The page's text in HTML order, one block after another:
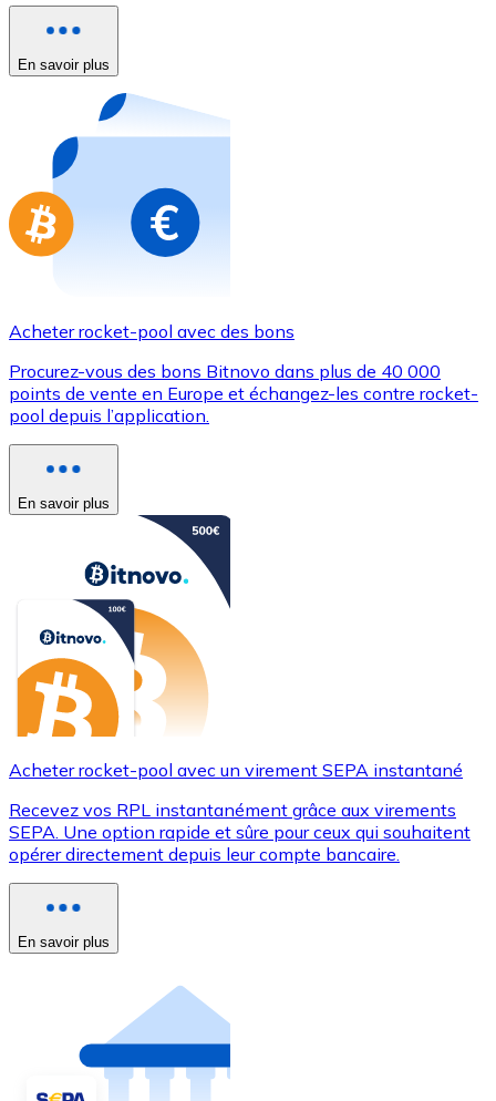
Acheter avec carte
Nouveau
Achetez des cartes-cadeaux de vos marques
Aller à la boutique de cartes-cadeaux
En savoir plus
Acheter rocket-pool avec des bons
Procurez-vous des bons Bitnovo dans plus de 40 000
points de vente en Europe et échangez-les contre rocket-
pool depuis l’application.
En savoir plus
Acheter rocket-pool avec un virement SEPA instantané
Recevez vos RPL instantanément grâce aux virements
SEPA. Une option rapide et sûre pour ceux qui souhaitent
opérer directement depuis leur compte bancaire.
En savoir plus